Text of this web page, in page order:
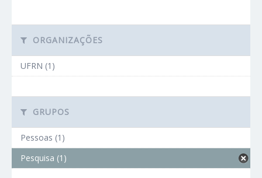
ORGANIZAÇÕES
UFRN (1)
GRUPOS
Pessoas (1)
Pesquisa (1)